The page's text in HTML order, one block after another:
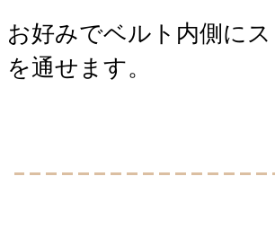
お好みでベルト内側に
を通せます。